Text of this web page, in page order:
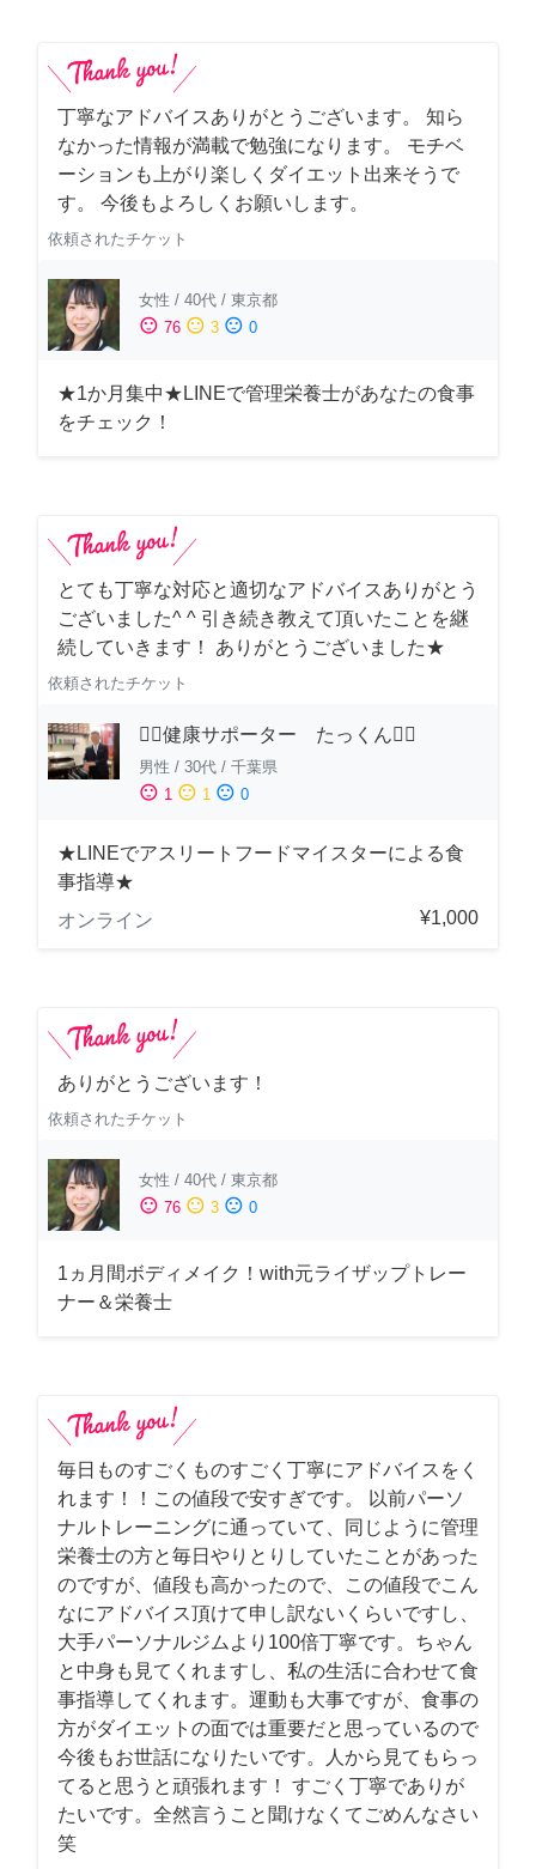
丁寧なアドバイスありがとうございます。 知ら
なかった情報が満載で勉強になります。 モチベ
ーションも上がり楽しくダイエット出来そうで
す。 今後もよろしくお願いします。
依頼されたチケット
女性 / 40代 / 東京都
sentiment_satisfied 76 sentiment_neutral 3 sentiment_dissatisfied 0
★1か月集中★LINEで管理栄養士があなたの食事
をチェック！
とても丁寧な対応と適切なアドバイスありがとう
ございました^ ^ 引き続き教えて頂いたことを継
続していきます！ ありがとうございました★
依頼されたチケット
🏋️‍♂️健康サポーター たっくん🏋️‍♂️
男性 / 30代 / 千葉県
sentiment_satisfied 1 sentiment_neutral 1 sentiment_dissatisfied 0
★LINEでアスリートフードマイスターによる食
事指導★
オンライン
¥1,000
ありがとうございます！
依頼されたチケット
女性 / 40代 / 東京都
sentiment_satisfied 76 sentiment_neutral 3 sentiment_dissatisfied 0
1ヵ月間ボディメイク！with元ライザップトレー
ナー＆栄養士
毎日ものすごくものすごく丁寧にアドバイスをく
れます！！この値段で安すぎです。 以前パーソ
ナルトレーニングに通っていて、同じように管理
栄養士の方と毎日やりとりしていたことがあった
のですが、値段も高かったので、この値段でこん
なにアドバイス頂けて申し訳ないくらいですし、
大手パーソナルジムより100倍丁寧です。ちゃん
と中身も見てくれますし、私の生活に合わせて食
事指導してくれます。運動も大事ですが、食事の
方がダイエットの面では重要だと思っているので
今後もお世話になりたいです。人から見てもらっ
てると思うと頑張れます！ すごく丁寧でありが
たいです。全然言うこと聞けなくてごめんなさい
笑